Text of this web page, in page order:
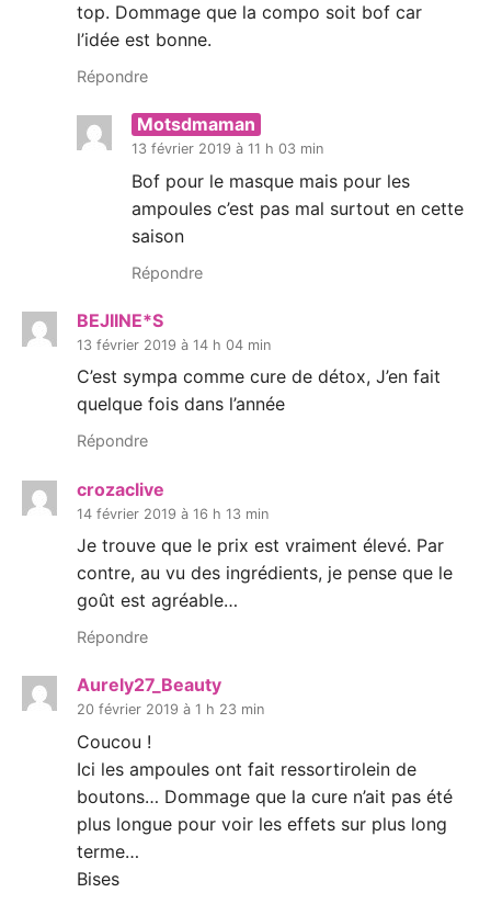
top. Dommage que la compo soit bof car
l’idée est bonne.
Répondre
Motsdmaman
13 février 2019 à 11 h 03 min
Bof pour le masque mais pour les
ampoules c’est pas mal surtout en cette
saison
Répondre
BEJIINE*S
13 février 2019 à 14 h 04 min
C’est sympa comme cure de détox, J’en fait
quelque fois dans l’année
Répondre
crozaclive
14 février 2019 à 16 h 13 min
Je trouve que le prix est vraiment élevé. Par
contre, au vu des ingrédients, je pense que le
goût est agréable…
Répondre
Aurely27_Beauty
20 février 2019 à 1 h 23 min
Coucou !
Ici les ampoules ont fait ressortirolein de
boutons… Dommage que la cure n’ait pas été
plus longue pour voir les effets sur plus long
terme…
Bises